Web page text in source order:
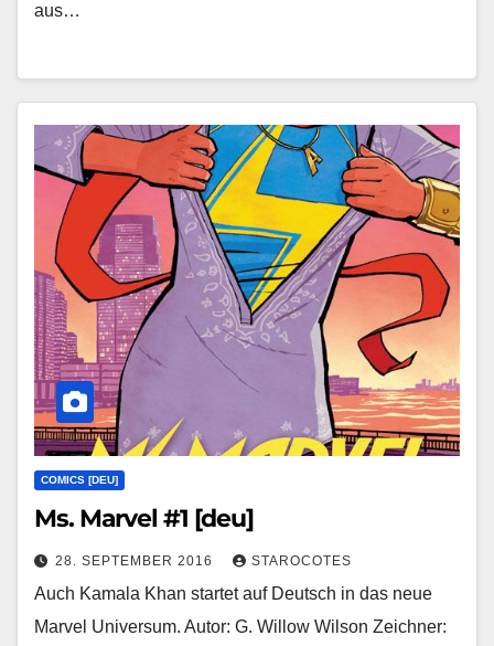
aus…
COMICS [DEU]
Ms. Marvel #1 [deu]
28. SEPTEMBER 2016 STAROCOTES
Auch Kamala Khan startet auf Deutsch in das neue
Marvel Universum. Autor: G. Willow Wilson Zeichner: